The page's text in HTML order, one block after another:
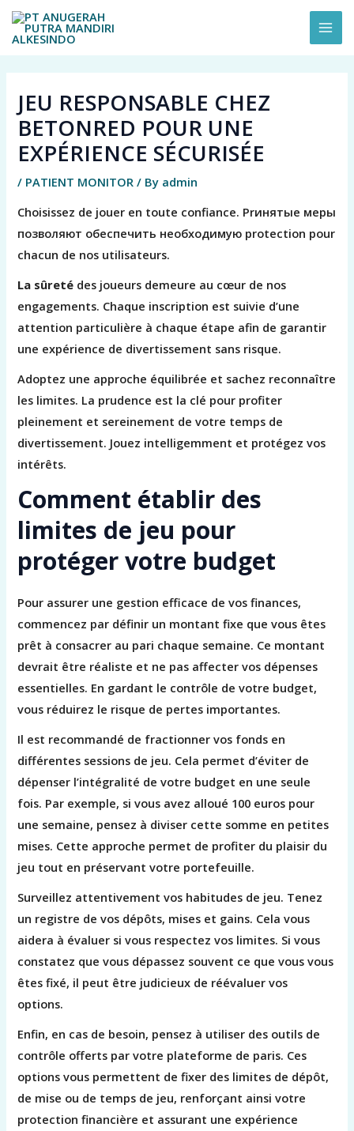
Skip
JEU RESPONSABLE CHEZ
BETONRED POUR UNE
EXPÉRIENCE SÉCURISÉE
/ PATIENT MONITOR / By admin
Choisissez de jouer en toute confiance. Prинятые меры
позволяют обеспечить необходимую protection pour
chacun de nos utilisateurs.
La sûreté des joueurs demeure au cœur de nos
engagements. Chaque inscription est suivie d’une
attention particulière à chaque étape afin de garantir
une expérience de divertissement sans risque.
Adoptez une approche équilibrée et sachez reconnaître
les limites. La prudence est la clé pour profiter
pleinement et sereinement de votre temps de
divertissement. Jouez intelligemment et protégez vos
intérêts.
Comment établir des
limites de jeu pour
protéger votre budget
Pour assurer une gestion efficace de vos finances,
commencez par définir un montant fixe que vous êtes
prêt à consacrer au pari chaque semaine. Ce montant
devrait être réaliste et ne pas affecter vos dépenses
essentielles. En gardant le contrôle de votre budget,
vous réduirez le risque de pertes importantes.
Il est recommandé de fractionner vos fonds en
différentes sessions de jeu. Cela permet d’éviter de
dépenser l’intégralité de votre budget en une seule
fois. Par exemple, si vous avez alloué 100 euros pour
une semaine, pensez à diviser cette somme en petites
mises. Cette approche permet de profiter du plaisir du
jeu tout en préservant votre portefeuille.
Surveillez attentivement vos habitudes de jeu. Tenez
un registre de vos dépôts, mises et gains. Cela vous
aidera à évaluer si vous respectez vos limites. Si vous
constatez que vous dépassez souvent ce que vous vous
êtes fixé, il peut être judicieux de réévaluer vos
options.
Enfin, en cas de besoin, pensez à utiliser des outils de
contrôle offerts par votre plateforme de paris. Ces
options vous permettent de fixer des limites de dépôt,
de mise ou de temps de jeu, renforçant ainsi votre
protection financière et assurant une expérience